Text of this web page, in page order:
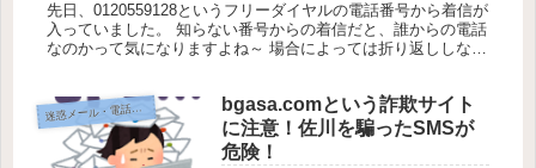
先日、0120559128というフリーダイヤルの電話番号から着信が
入っていました。 知らない番号からの着信だと、誰からの電話
なのかって気になりますよね～ 場合によっては折り返ししなき
迷
惑メール・電話対策
bgasa.comという詐欺サイト
に注意！佐川を騙ったSMSが
危険！